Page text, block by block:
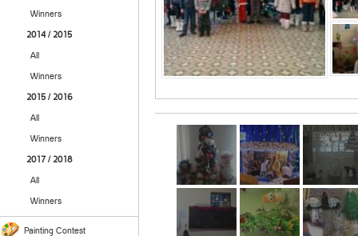
Winners
2014 / 2015
All
Winners
2015 / 2016
All
Winners
2017 / 2018
All
Winners
Painting Contest